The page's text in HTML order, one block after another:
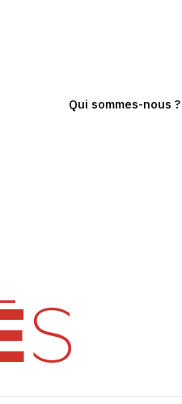
Qui sommes-nous ?